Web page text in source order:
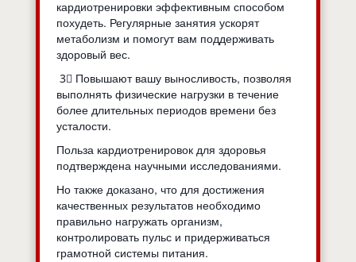
кардиотренировки эффективным способом
похудеть. Регулярные занятия ускорят
метаболизм и помогут вам поддерживать
здоровый вес.
3⃣ Повышают вашу выносливость, позволяя
выполнять физические нагрузки в течение
более длительных периодов времени без
усталости.
Польза кардиотренировок для здоровья
подтверждена научными исследованиями.
Но также доказано, что для достижения
качественных результатов необходимо
правильно нагружать организм,
контролировать пульс и придерживаться
грамотной системы питания.